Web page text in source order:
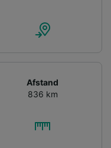
Afstand
836 km